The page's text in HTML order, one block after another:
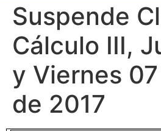
Suspende
Cálculo III,
y Viernes
de 2017